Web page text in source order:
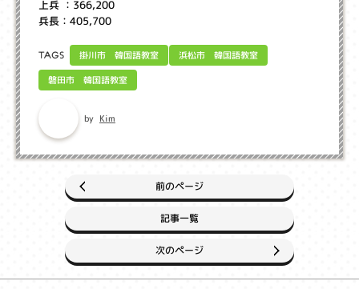
上兵 ：366,200
兵長：405,700
TAGS 掛川市 韓国語教室
浜松市 韓国語教室
磐田市 韓国語教室
by Kim
前のページ
記事一覧
次のページ